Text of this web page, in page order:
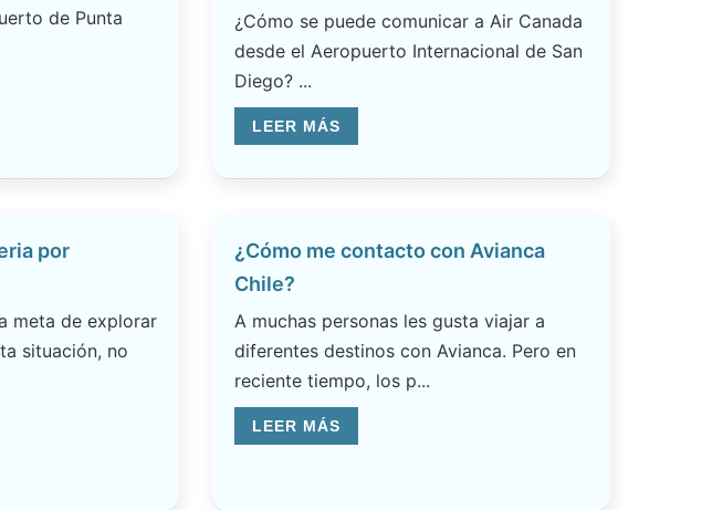
de Punta
¿Cómo se puede comunicar a Air Canada
desde el Aeropuerto Internacional de San
Diego? ...
LEER MÁS
por
meta de explorar
situación, no
¿Cómo me contacto con Avianca
Chile?
A muchas personas les gusta viajar a
diferentes destinos con Avianca. Pero en
reciente tiempo, los p...
LEER MÁS